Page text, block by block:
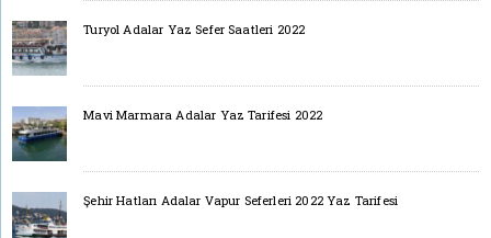
Turyol Adalar Yaz Sefer Saatleri 2022
Mavi Marmara Adalar Yaz Tarifesi 2022
Şehir Hatları Adalar Vapur Seferleri 2022 Yaz Tarifesi